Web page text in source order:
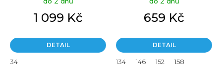
1 099 Kč
DETAIL
34
659 Kč
DETAIL
134 146 152 158